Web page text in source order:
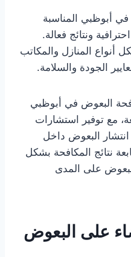
أبوظبي المناسبة
ونتائج فعالة.
أنواع المنازل والمكاتب
الجودة والسلامة.
البعوض في أبوظبي
مع توفير استشارات
البعوض داخل
نتائج المكافحة بشكل
على المدى
على البعوض